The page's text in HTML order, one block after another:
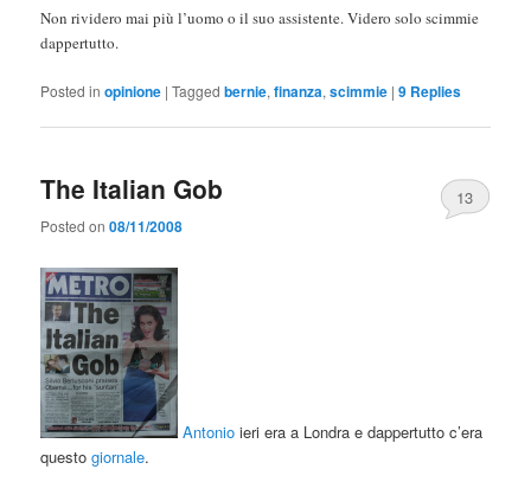
Non rividero mai più l’uomo o il suo assistente. Videro solo scimmie
dappertutto.
Posted in opinione |Tagged bernie,finanza,scimmie |9 Replies
The Italian Gob
Posted on08/11/2008
13
Antonio ieri era a Londra e dappertutto c’era
questogiornale.